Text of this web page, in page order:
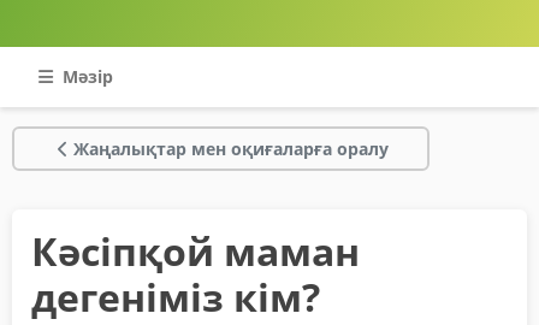
Мәзір
Жаңалықтар мен оқиғаларға оралу
Кәсіпқой маман
дегеніміз кім?